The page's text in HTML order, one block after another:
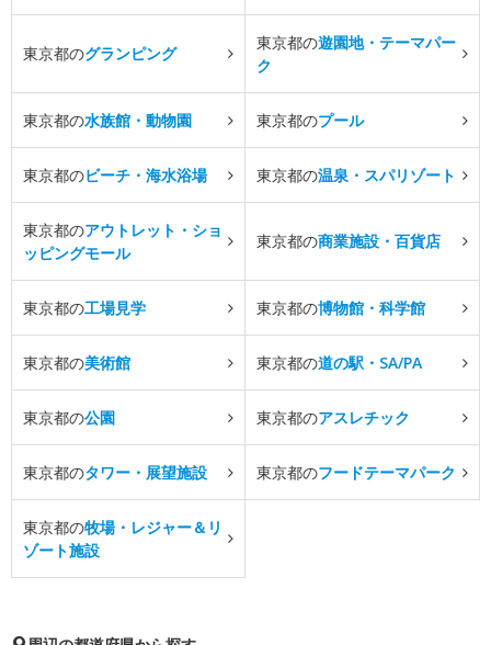
東京都のグランピング
東京都の遊園地・テーマパー
ク
東京都の水族館・動物園 東京都のプール
東京都のビーチ・海水浴場 東京都の温泉・スパリゾート
東京都のアウトレット・ショ
ッピングモール
東京都の商業施設・百貨店
東京都の工場見学 東京都の博物館・科学館
東京都の美術館 東京都の道の駅・SA/PA
東京都の公園 東京都のアスレチック
東京都のタワー・展望施設 東京都のフードテーマパーク
東京都の牧場・レジャー＆リ
ゾート施設